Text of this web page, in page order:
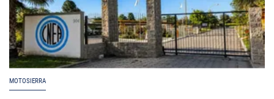
MOTOSIERRA